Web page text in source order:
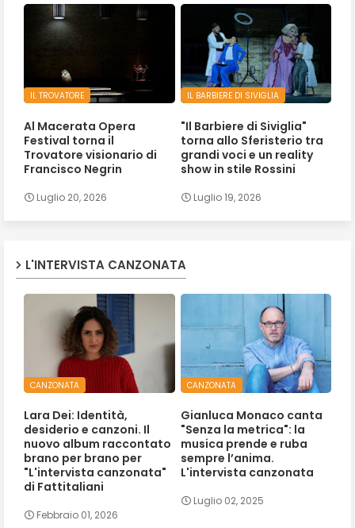
IL TROVATORE
Al Macerata Opera
Festival torna il
Trovatore visionario di
Francisco Negrin
Luglio 20, 2026
IL BARBIERE DI SIVIGLIA
"Il Barbiere di Siviglia"
torna allo Sferisterio tra
grandi voci e un reality
show in stile Rossini
Luglio 19, 2026
L'INTERVISTA CANZONATA
CANZONATA
Lara Dei: Identità,
desiderio e canzoni. Il
nuovo album raccontato
brano per brano per
"L'intervista canzonata"
di Fattitaliani
Febbraio 01, 2026
CANZONATA
Gianluca Monaco canta
"Senza la metrica": la
musica prende e ruba
sempre l’anima.
L'intervista canzonata
Luglio 02, 2025